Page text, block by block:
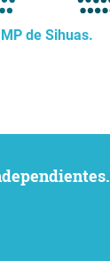
MP de Sihuas.